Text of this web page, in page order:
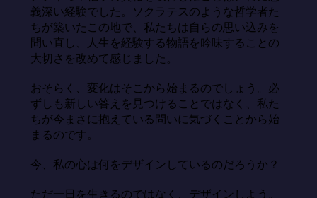
義深い経験でした。ソクラテスのような哲学者た
ちが築いたこの地で、私たちは自らの思い込みを
問い直し、人生を経験する物語を吟味することの
大切さを改めて感じました。
おそらく、変化はそこから始まるのでしょう。必
ずしも新しい答えを見つけることではなく、私た
ちが今まさに抱えている問いに気づくことから始
まるのです。
今、私の心は何をデザインしているのだろうか？
ただ一日を生きるのではなく、デザインしよう。